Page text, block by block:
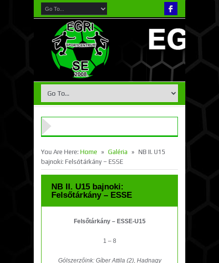
You Are Here: Home » Galéria » NB II. U15
bajnoki: Felsőtárkány – ESSE
NB II. U15 bajnoki:
Felsőtárkány – ESSE
Felsőtárkány – ESSE-U15
1 – 8
Gólszerzőink: Gíber Attila (2), Hadnagy